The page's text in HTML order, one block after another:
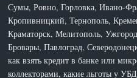
Сумы, Ровно, Горловка, Ивано-
Кропивницкий, Тернополь,
Краматорск, Мелитополь,
Бровары, Павлоград,
как взять кредит в банке или
коллекторами, какие льготы у